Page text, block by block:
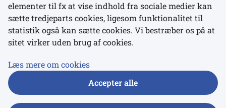
Links
Udgivelser
elementer til fx at vise indhold fra sociale medier kan
sætte tredjeparts cookies, ligesom funktionalitet til
statistik også kan sætte cookies. Vi bestræber os på at
sitet virker uden brug af cookies.
Læs mere om cookies
Accepter alle